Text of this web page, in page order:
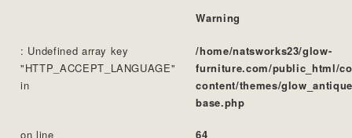
Warning
: Undefined array key
"HTTP_ACCEPT_LANGUAGE"
in
/home/natsworks23/glow-
furniture.com/public_html/
content/themes/
base.php
on line 64